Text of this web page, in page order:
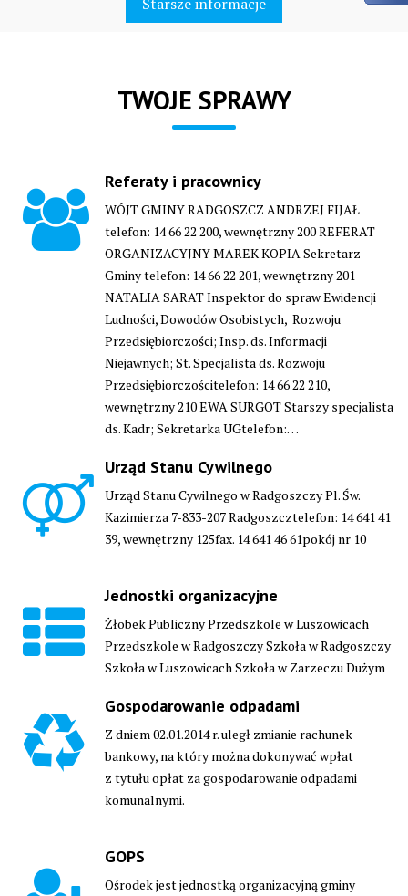
TWOJE SPRAWY
Referaty i pracownicy
WÓJT GMINY RADGOSZCZ ANDRZEJ FIJAŁ
telefon: 14 66 22 200, wewnętrzny 200 REFERAT
ORGANIZACYJNY MAREK KOPIA Sekretarz
Gminy telefon: 14 66 22 201, wewnętrzny 201
NATALIA SARAT Inspektor do spraw Ewidencji
Ludności, Dowodów Osobistych, Rozwoju
Przedsiębiorczości; Insp. ds. Informacji
Niejawnych; St. Specjalista ds. Rozwoju
Przedsiębiorczościtelefon: 14 66 22 210,
wewnętrzny 210 EWA SURGOT Starszy specjalista
ds. Kadr; Sekretarka UGtelefon:…
Urząd Stanu Cywilnego
Urząd Stanu Cywilnego w Radgoszczy Pl. Św.
Kazimierza 7-833-207 Radgoszcztelefon: 14 641 41
39, wewnętrzny 125fax. 14 641 46 61pokój nr 10
Jednostki organizacyjne
Żłobek Publiczny Przedszkole w Luszowicach
Przedszkole w Radgoszczy Szkoła w Radgoszczy
Szkoła w Luszowicach Szkoła w Zarzeczu Dużym
Gospodarowanie odpadami
Z dniem 02.01.2014 r. uległ zmianie rachunek
bankowy, na który można dokonywać wpłat
z tytułu opłat za gospodarowanie odpadami
komunalnymi.
GOPS
Ośrodek jest jednostką organizacyjną gminy